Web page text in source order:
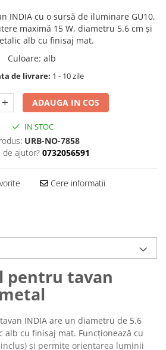
INDIA cu o sursă de iluminare GU10,
maximă 15 W, diametru 5.6 cm și
alb cu finisaj mat.
Culoare: alb
de livrare: 1 - 10 zile
ADAUGA IN COS
IN STOC
URB-NO-7858
de ajutor? 0732056591
Cere informatii
pentru tavan
INDIA are un diametru de 5.6
alb cu finisaj mat. Funcționează cu
și permite orientarea luminii